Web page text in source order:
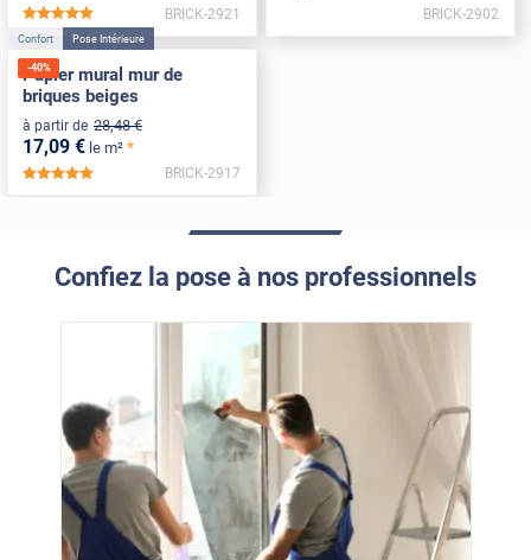
*****
BRICK-2921 BRICK-2902
-40%
Confort Pose Intérieure
Papier mural mur de
briques beiges
à partir de 28,48 €
17,09 € le m² *
*****
BRICK-2917
Confiez la pose à nos professionnels